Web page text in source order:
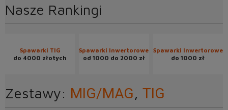
Nasze Rankingi
Spawarki TIG
do 4000 złotych
Spawarki Inwertorowe
od 1000 do 2000 zł
Spawarki Inwertorowe
do 1000 zł
Zestawy: MIG/MAG, TIG